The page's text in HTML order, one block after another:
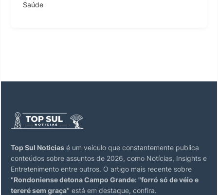
Saúde
Top Sul Noticias é um veículo que constantemente publica
conteúdos sobre assuntos de 2026, como Notícias, Insights e
Entretenimento entre outros. O artigo mais recente sobre
"Rondoniense detona Campo Grande: "forró só de véio e
tereré sem graça" está em destaque, confira.